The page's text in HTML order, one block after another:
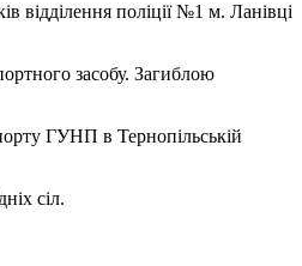
відділення поліції №1 м. Ланівці
засобу. Загиблою
ГУНП в Тернопільській
сіл.